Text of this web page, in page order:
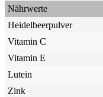
Nährwerte
Heidelbeerpulver
Vitamin C
Vitamin E
Lutein
Zink